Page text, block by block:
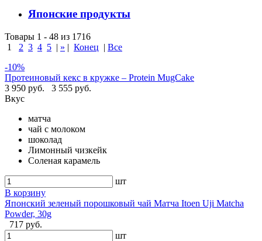
Японские продукты
Товары 1 - 48 из 1716
1
2 3 4 5 | » | Конец | Все
-10%
Протеиновый кекс в кружке – Protein MugCake
3 950 руб.
3 555 руб.
Вкус
матча
чай с молоком
шоколад
Лимонный чизкейк
Соленая карамель
шт
В корзину
Японский зеленый порошковый чай Матча Itoen Uji Matcha
Powder, 30g
717 руб.
шт